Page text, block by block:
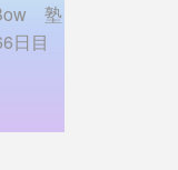
塾
日目